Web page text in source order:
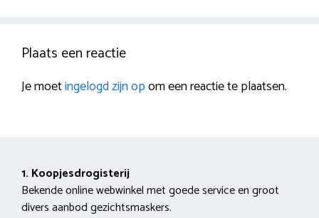
Plaats een reactie
Je moetingelogd zijn opom een reactie te plaatsen.
1. Koopjesdrogisterij
Bekende online webwinkel met goede service en groot
divers aanbod gezichtsmaskers.